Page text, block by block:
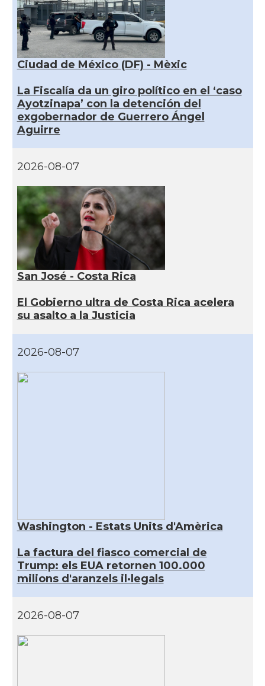
Ciudad de México (DF) - Mèxic
La Fiscalía da un giro político en el ‘caso
Ayotzinapa’ con la detención del
exgobernador de Guerrero Ángel
Aguirre
2026-08-07
San José - Costa Rica
El Gobierno ultra de Costa Rica acelera
su asalto a la Justicia
2026-08-07
Washington - Estats Units d'Amèrica
La factura del fiasco comercial de
Trump: els EUA retornen 100.000
milions d'aranzels il·legals
2026-08-07